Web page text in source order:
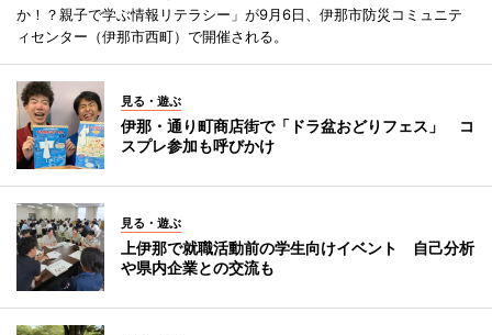
か！？親子で学ぶ情報リテラシー」が9月6日、伊那市防災コミュニテ
ィセンター（伊那市西町）で開催される。
見る・遊ぶ
伊那・通り町商店街で「ドラ盆おどりフェス」 コ
スプレ参加も呼びかけ
見る・遊ぶ
上伊那で就職活動前の学生向けイベント 自己分析
や県内企業との交流も